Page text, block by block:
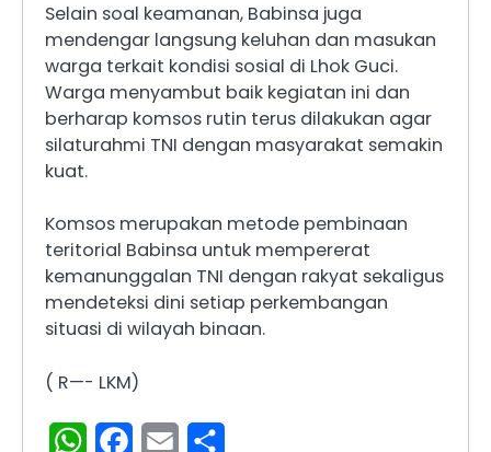
Selain soal keamanan, Babinsa juga
mendengar langsung keluhan dan masukan
warga terkait kondisi sosial di Lhok Guci.
Warga menyambut baik kegiatan ini dan
berharap komsos rutin terus dilakukan agar
silaturahmi TNI dengan masyarakat semakin
kuat.
Komsos merupakan metode pembinaan
teritorial Babinsa untuk mempererat
kemanunggalan TNI dengan rakyat sekaligus
mendeteksi dini setiap perkembangan
situasi di wilayah binaan.
( R—- LKM)
WhatsAppFacebook
Email